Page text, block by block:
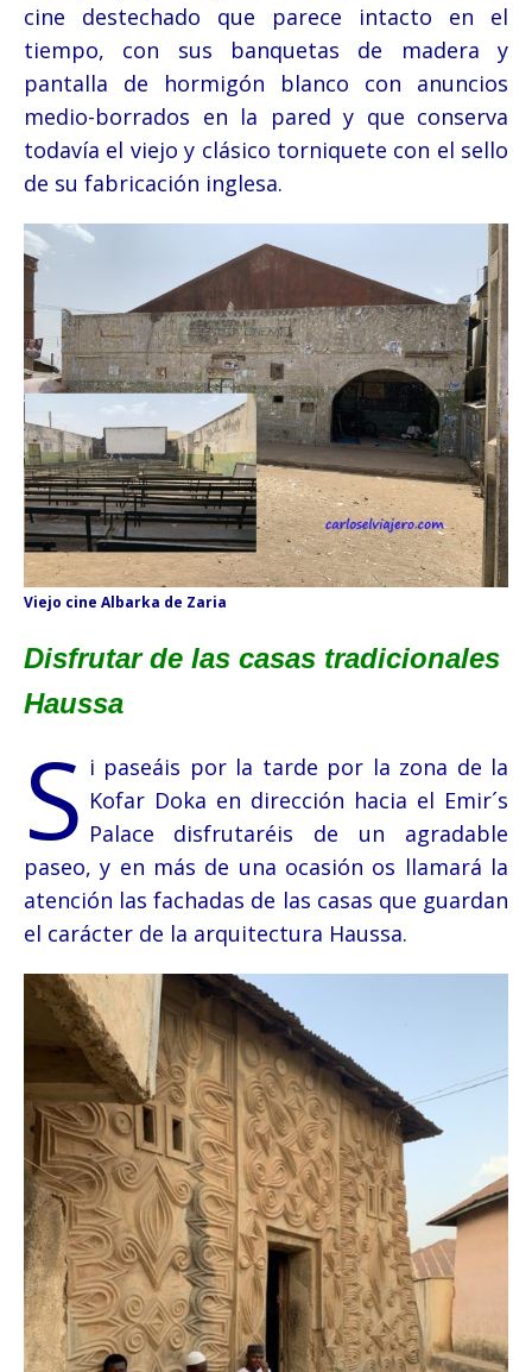
cine destechado que parece intacto en el
tiempo, con sus banquetas de madera y
pantalla de hormigón blanco con anuncios
medio-borrados en la pared y que conserva
todavía el viejo y clásico torniquete con el sello
de su fabricación inglesa.
Viejo cine Albarka de Zaria
Disfrutar de las casas tradicionales
Haussa
S i paseáis por la tarde por la zona de la
Kofar Doka en dirección hacia el Emir´s
Palace disfrutaréis de un agradable
paseo, y en más de una ocasión os llamará la
atención las fachadas de las casas que guardan
el carácter de la arquitectura Haussa.